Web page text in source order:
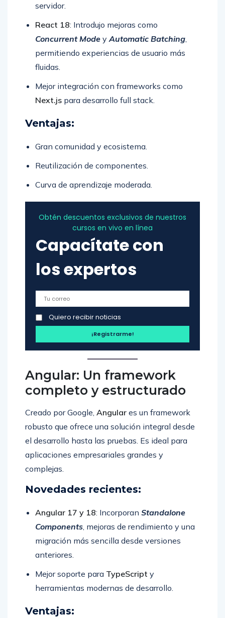
servidor.
React 18: Introdujo mejoras como
Concurrent Mode yAutomatic Batching,
permitiendo experiencias de usuario más
fluidas.
Mejor integración con frameworks como
Next.js para desarrollo full stack.
Ventajas:
Gran comunidad y ecosistema.
Reutilización de componentes.
Curva de aprendizaje moderada.
Obtén descuentos exclusivos de nuestros
cursos en vivo en línea
Capacítate con
los expertos
Quiero recibir noticias
Angular: Un framework
completo y estructurado
Creado por Google, Angular es un framework
robusto que ofrece una solución integral desde
el desarrollo hasta las pruebas. Es ideal para
aplicaciones empresariales grandes y
complejas.
Novedades recientes:
Angular 17 y 18: Incorporan Standalone
Components, mejoras de rendimiento y una
migración más sencilla desde versiones
anteriores.
Mejor soporte para TypeScript y
herramientas modernas de desarrollo.
Ventajas: